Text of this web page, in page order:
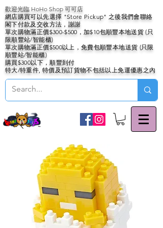
歡迎光臨 HoHo Shop 可可店
網店購買可以先選擇 "Store Pickup" 之後我們會聯絡
閣下付款及交收方法，謝謝
單次購物滿正價$300-$500，加$10包順豐本地送貨 (只
限順豐站/智能櫃)
單次購物滿正價$500以上，免費包順豐本地送貨 (只限
順豐站/智能櫃)
購買$300以下，順豐到付
特大/特重件, 特價及預訂貨物不包括以上免運優惠之內